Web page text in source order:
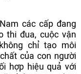
các cấp đang
thi đua, cuộc vận
chỉ tạo môi
của con người
hợp hiệu quả với